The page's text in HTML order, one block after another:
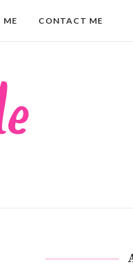
ME CONTACT ME